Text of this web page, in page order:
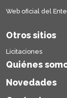
Web oficial del
Otros sitios
Licitaciones
Quiénes
Novedades